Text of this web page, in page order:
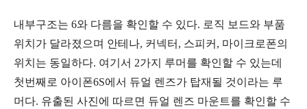
내부구조는 6와 다름을 확인할 수 있다. 로직 보드와 부품
위치가 달라졌으며 안테나, 커넥터, 스피커, 마이크로폰의
위치는 동일하다. 여기서 2가지 루머를 확인할 수 있는데
첫번째로 아이폰6S에서 듀얼 렌즈가 탑재될 것이라는 루
머다. 유출된 사진에 따르면 듀얼 렌즈 마운트를 확인할 수